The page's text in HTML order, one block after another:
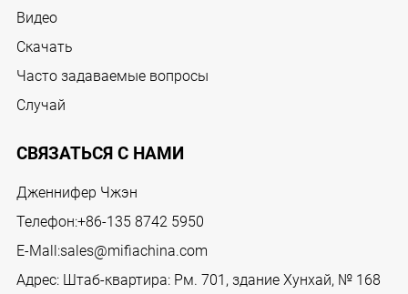
Видео
Скачать
Часто задаваемые вопросы
Случай
СВЯЗАТЬСЯ С НАМИ
Дженнифер Чжэн
Телефон:+86-135 8742 5950
E-Mall:sales@mifiachina.com
Адрес: Штаб-квартира: Рм. 701, здание Хунхай, № 168